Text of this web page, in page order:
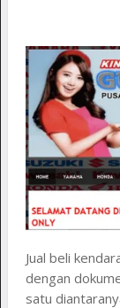
Jual beli
dengan
satu